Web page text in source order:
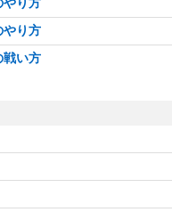
やり方
戦い方